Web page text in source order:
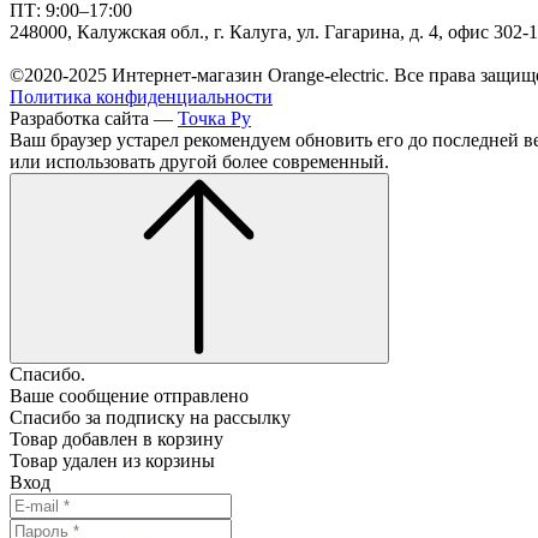
ПТ: 9:00–17:00
248000, Калужская обл., г. Калуга, ул. Гагарина, д. 4, офис 302-
©2020-2025 Интернет-магазин Orange-electric. Все права
Политика конфиденциальности
Разработка сайта — Точка Ру
Ваш браузер устарел рекомендуем обновить его до последней
или использовать другой более современный.
Спасибо.
Ваше сообщение отправлено
Спасибо за подписку на рассылку
Товар добавлен в корзину
Товар удален из корзины
Вход